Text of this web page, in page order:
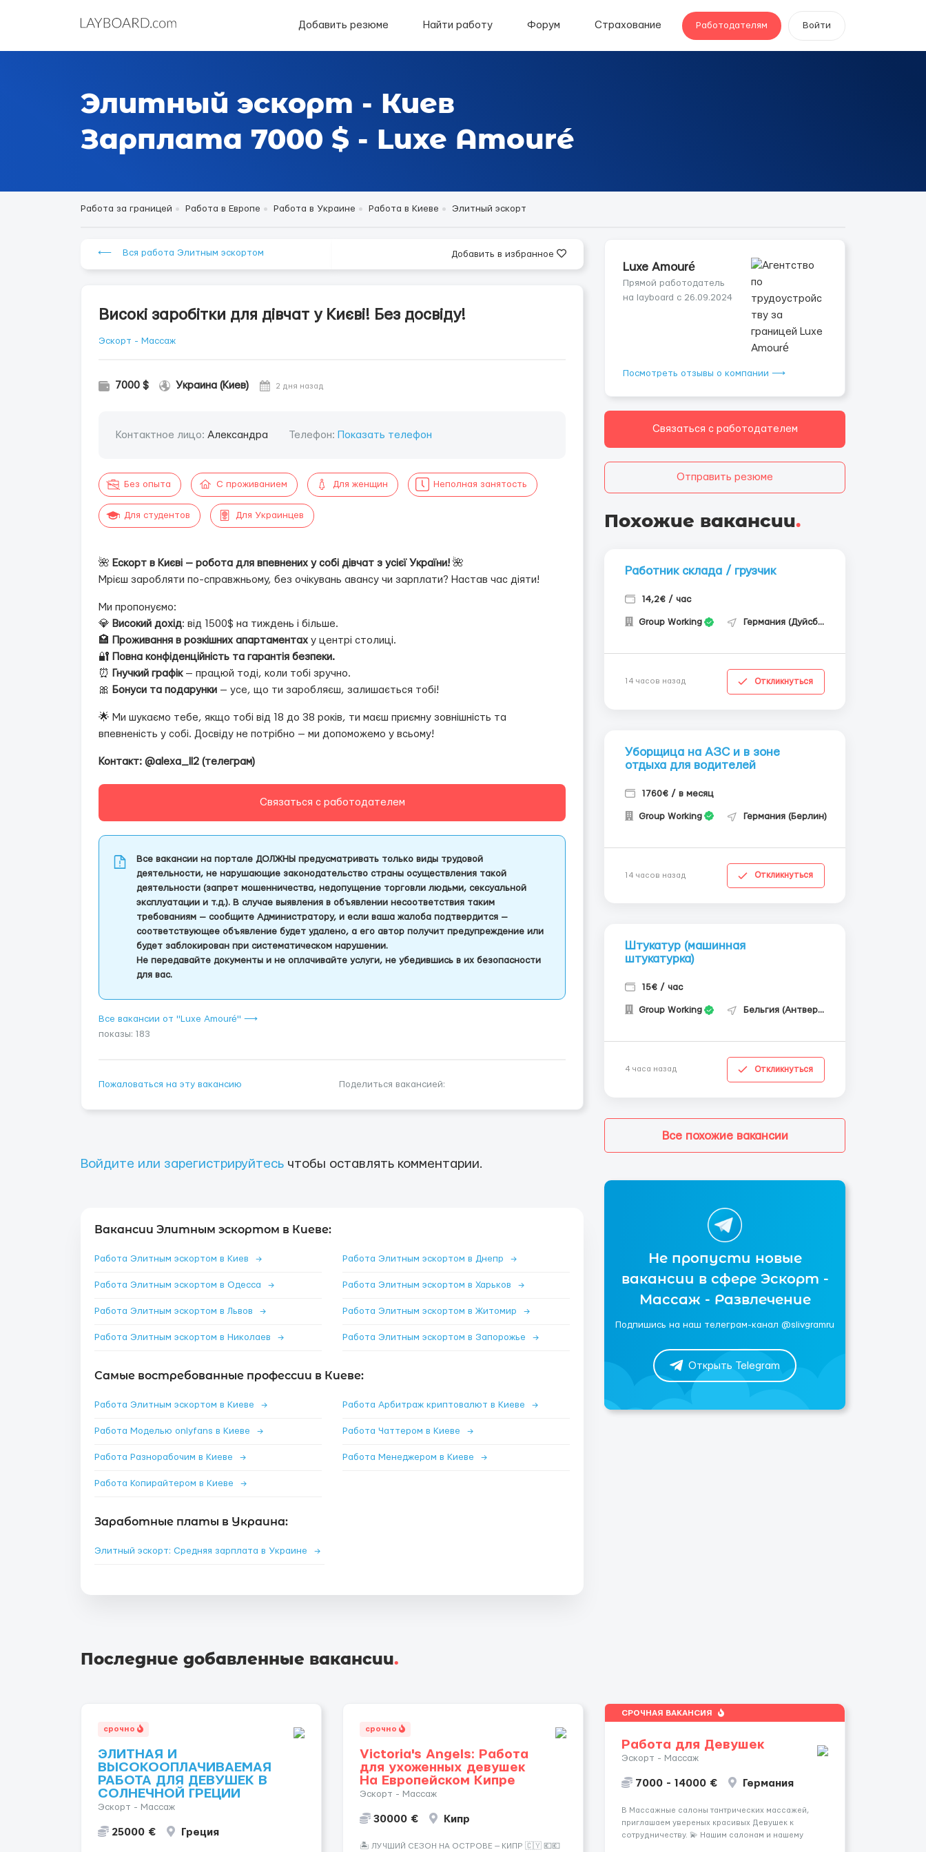
Добавить резюме Найти работу Форум Страхование Работодателям Войти
Элитный эскорт - Киев
Зарплата 7000 $ - Luxe Amouré
Работа за границей Работа в Европе Работа в Украине Работа в Киеве Элитный эскорт
⟵ Вся работа Элитным эскортом Добавить в избранное
Високі заробітки для дівчат у Києві! Без досвіду!
Эскорт - Массаж
7000 $ Украина (Киев) 2 дня назад
Контактное лицо: Александра Телефон: Показать телефон
Без опыта С проживанием Для женщин Неполная занятость
Для студентов Для Украинцев
🌺 Ескорт в Києві — робота для впевнених у собі дівчат з усієї України! 🌺
Мрієш заробляти по-справжньому, без очікувань авансу чи зарплати? Настав час діяти!
Ми пропонуємо:
💎 Високий дохід: від 1500$ на тиждень і більше.
🏩
Проживання в розкішних апартаментах у центрі столиці.
🔐
Повна конфіденційність та гарантія безпеки.
⏰
Гнучкий графік— працюй тоді, коли тобі зручно.
🎀 Бонуси та подарунки — усе, що ти заробляєш, залишається тобі!
🌟 Ми шукаємо тебе, якщо тобі від 18 до 38 років, ти маєш приємну зовнішність та
впевненість у собі. Досвіду не потрібно — ми допоможемо у всьому!
Контакт: @alexa_ll2 (телеграм)
Связаться с работодателем
Все вакансии на портале ДОЛЖНЫ предусматривать только виды трудовой
деятельности, не нарушающие законодательство страны осуществления такой
деятельности (запрет мошенничества, недопущение торговли людьми, сексуальной
эксплуатации и т.д.). В случае выявления в объявлении несоответствия таким
требованиям — сообщите Администратору, и если ваша жалоба подтвердится —
соответствующее объявление будет удалено, а его автор получит предупреждение или
будет заблокирован при систематическом нарушении.
Не передавайте документы и не оплачивайте услуги, не убедившись в их безопасности
для вас.
Все вакансии от "Luxe Amouré" ⟶
показы: 183
Пожаловаться на эту вакансию Поделиться вакансией:
Войдите или зарегистрируйтесь чтобы оставлять комментарии.
Вакансии Элитным эскортом в Киеве:
Работа Элитным эскортом в Киев → Работа Элитным эскортом в Днепр →
Работа Элитным эскортом в Одесса → Работа Элитным эскортом в Харьков →
Работа Элитным эскортом в Львов → Работа Элитным эскортом в Житомир →
Работа Элитным эскортом в Николаев → Работа Элитным эскортом в Запорожье →
Самые востребованные профессии в Киеве:
Работа Элитным эскортом в Киеве → Работа Арбитраж криптовалют в Киеве →
Работа Моделью onlyfans в Киеве → Работа Чаттером в Киеве →
Работа Разнорабочим в Киеве → Работа Менеджером в Киеве →
Работа Копирайтером в Киеве →
Заработные платы в Украина:
Элитный эскорт: Средняя зарплата в Украине →
Luxe Amouré
Прямой работодатель
на layboard с 26.09.2024
Посмотреть отзывы о компании ⟶
Связаться с работодателем
Отправить резюме
Похожие вакансии.
Работник склада / грузчик
14,2€ / час
Group Working Германия (Дуйсбург)
14 часов назад Откликнуться
Уборщица на АЗС и в зоне
отдыха для водителей
1760€ / в месяц
Group Working Германия (Берлин)
14 часов назад Откликнуться
Штукатур (машинная
штукатурка)
15€ / час
Group Working Бельгия (Антверпен)
4 часа назад Откликнуться
Все похожие вакансии
Не пропусти новые
вакансии в сфере Эскорт -
Массаж - Развлечение
Подпишись на наш телеграм-канал @slivgramru
Открыть Telegram
Последние добавленные вакансии.
срочно
ЭЛИТНАЯ И
ВЫСОКООПЛАЧИВАЕМАЯ
РАБОТА ДЛЯ ДЕВУШЕК В
СОЛНЕЧНОЙ ГРЕЦИИ
Эскорт - Массаж
25000 € Греция
срочно
Victoria's Angels: Работа
для ухоженных девушек
На Европейском Кипре
Эскорт - Массаж
30000 € Кипр
🏝️ ЛУЧШИЙ СЕЗОН НА ОСТРОВЕ — КИПР 🇨🇾 💶💶
СРОЧНАЯ ВАКАНСИЯ
Работа для Девушек
Эскорт - Массаж
7000 - 14000 € Германия
В Массажные салоны тантрических массажей,
приглашаем увереных красивых Девушек к
сотрудничеству. 💫 Нашим салонам и нашему